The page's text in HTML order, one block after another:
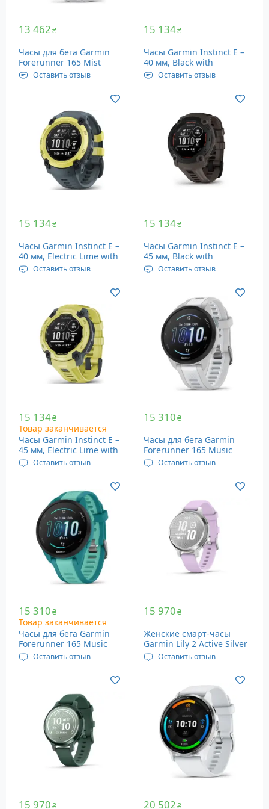
13 462₴
Часы для бега Garmin
Forerunner 165 Mist
Gray/Whitestone (010-
02863-21)
Оставить отзыв
пикселей
Датчики: Bluetooth,
ANT+, GPS и др.
Вес: 39 грамм
Цвет: светло-серый/
15 134₴
Часы Garmin Instinct E –
40 мм, Black with
Charcoal Brown Silicone
Band
Оставить отзыв
Дисплей: 0.86″ (22 мм),
Память: 128 Мб
Вес: 41 грамм
15 134₴
Часы Garmin Instinct E –
40 мм, Electric Lime with
Twilight Gray Silicone
Band
Оставить отзыв
Дисплей: 0.86″ (22 мм),
Память: 128 Мб
Вес: 41 грамм
15 134₴
Часы Garmin Instinct E –
45 мм, Black with
Charcoal Brown Silicone
Band
Оставить отзыв
Дисплей: 0.9″ (22 мм), 176
х 176 пикселей
Память: 128 Мб
Вес: 48 граммов
15 134₴
Товар заканчивается
Часы Garmin Instinct E –
45 мм, Electric Lime with
Electric Lime Silicone
Band
Оставить отзыв
Дисплей: 0.9″ (22 мм), 176
х 176 пикселей
Память: 128 Мб
Вес: 48 граммов
15 310₴
Часы для бега Garmin
Forerunner 165 Music
Mist Gray/Whitestone
(010-02863-31)
Оставить отзыв
Датчики: Bluetooth,
ANT+, GPS и др.
Вес: 39 грамм
Цвет: светло-серый/
15 310₴
Товар заканчивается
Часы для бега Garmin
Forerunner 165 Music
Turquoise/Aqua (010-
02863-32)
Оставить отзыв
пикселей
Датчики: Bluetooth,
ANT+, GPS и др.
Вес: 39 грамм
Цвет: бирюзовый/аква
Музыка на запястье
15 970₴
Женские смарт-часы
Garmin Lily 2 Active Silver
with Purple Jasmine
Silicone Band
Оставить отзыв
Дисплей: 1 x 0.84”, 240 x
Датчики: GPS,
пульсометр и др.
Вес: 29 граммов
Цвет: серебристый
15 970₴ 20 502₴